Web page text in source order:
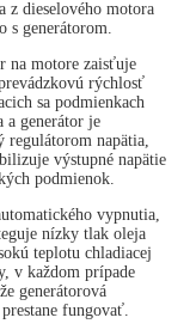
z dieselového motora
s generátorom.
na motore zaisťuje
rýchlosť
sa podmienkach
a generátor je
regulátorom napätia,
výstupné napätie
podmienok.
vypnutia,
nízky tlak oleja
teplotu chladiacej
v každom prípade
generátorová
fungovať.